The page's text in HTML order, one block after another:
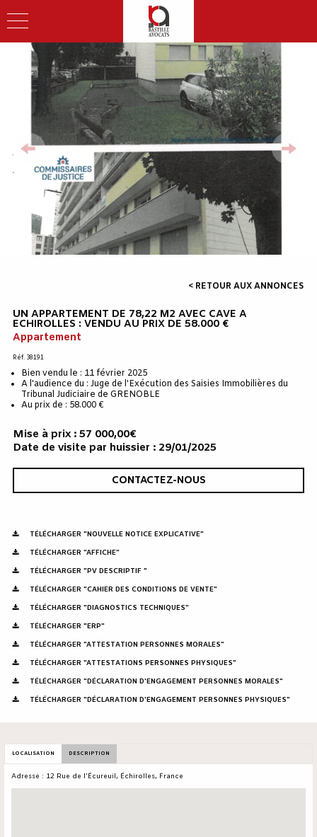
< RETOUR AUX ANNONCES
UN APPARTEMENT DE 78,22 M2 AVEC CAVE A
ECHIROLLES : VENDU AU PRIX DE 58.000 €
Appartement
Réf. 38191
Bien vendu le : 11 février 2025
A l'audience du : Juge de l'Exécution des Saisies Immobilières du
Tribunal Judiciaire de GRENOBLE
Au prix de : 58.000 €
Mise à prix : 57 000,00€
Date de visite par huissier : 29/01/2025
CONTACTEZ-NOUS
TÉLÉCHARGER "NOUVELLE NOTICE EXPLICATIVE"
TÉLÉCHARGER "AFFICHE"
TÉLÉCHARGER "PV DESCRIPTIF "
TÉLÉCHARGER "CAHIER DES CONDITIONS DE VENTE"
TÉLÉCHARGER "DIAGNOSTICS TECHNIQUES"
TÉLÉCHARGER "ERP"
TÉLÉCHARGER "ATTESTATION PERSONNES MORALES"
TÉLÉCHARGER "ATTESTATIONS PERSONNES PHYSIQUES"
TÉLÉCHARGER "DÉCLARATION D'ENGAGEMENT PERSONNES MORALES"
TÉLÉCHARGER "DÉCLARATION D'ENGAGEMENT PERSONNES PHYSIQUES"
LOCALISATION DESCRIPTION
Adresse : 12 Rue de l'Écureuil, Échirolles, France